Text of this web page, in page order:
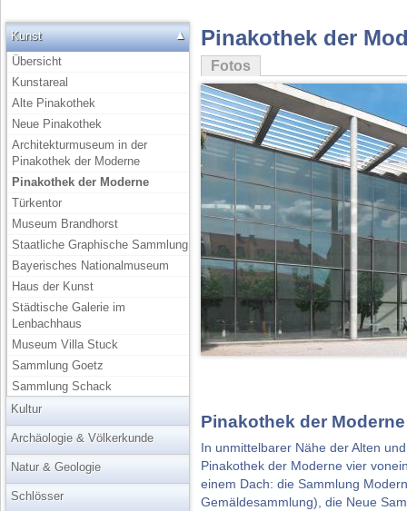
Pinakothek der
Pinakothek der Moderne
In unmittelbarer Nähe der Alten
Pinakothek der Moderne vier
einem Dach: die Sammlung
Gemäldesammlung), die Neue
Fotos
Kunst
▲
Übersicht
Kunstareal
Alte Pinakothek
Neue Pinakothek
Architekturmuseum in der
Pinakothek der Moderne
Pinakothek der Moderne
Türkentor
Museum Brandhorst
Staatliche Graphische Sammlung
Bayerisches Nationalmuseum
Haus der Kunst
Städtische Galerie im
Lenbachhaus
Museum Villa Stuck
Sammlung Goetz
Sammlung Schack
Kultur
Archäologie & Völkerkunde
Natur & Geologie
Schlösser